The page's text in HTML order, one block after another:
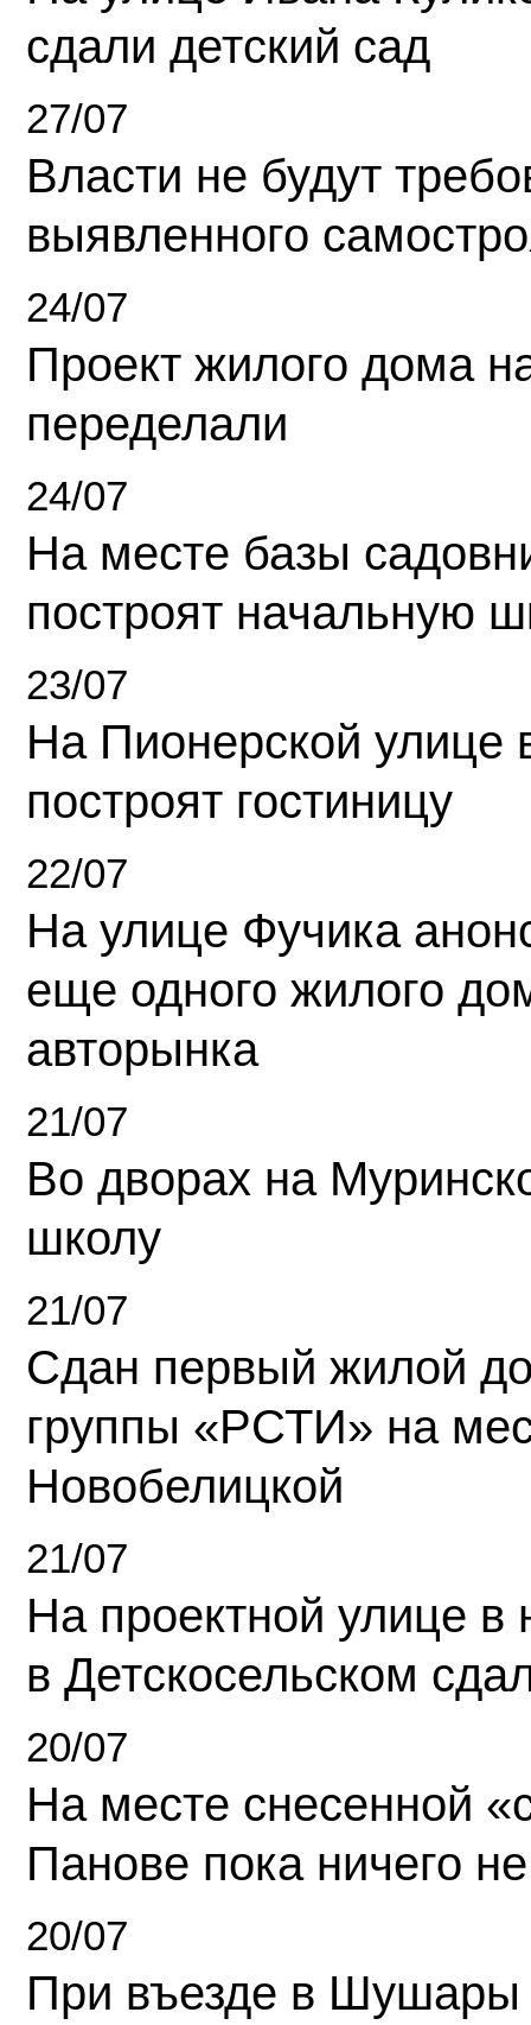
сдали детский сад
27/07
Власти не будут
выявленного
24/07
Проект жилого дома
переделали
24/07
На месте базы
построят начальную
23/07
На Пионерской улице
построят гостиницу
22/07
На улице Фучика
еще одного жилого
авторынка
21/07
Во дворах на
школу
21/07
Сдан первый жилой
группы «РСТИ» на
Новобелицкой
21/07
На проектной улице
в Детскосельском
20/07
На месте снесенной
Панове пока ничего
20/07
При въезде в Шушары